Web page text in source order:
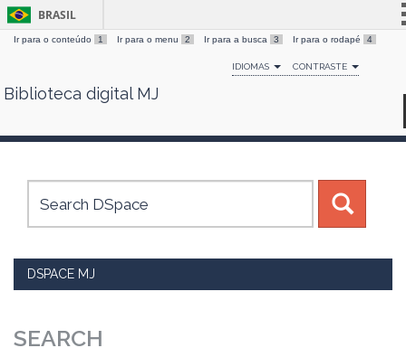
Skip
BRASIL
Simplifique!
Comunica BR
Canais
Ir para o conteúdo 1 Ir para o menu 2 Ir para a busca 3 Ir para o rodapé 4
IDIOMAS CONTRASTE
Biblioteca digital MJ
DSPACE MJ
SEARCH